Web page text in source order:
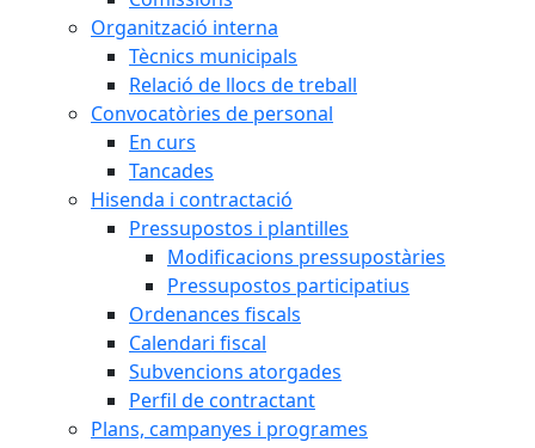
Organització interna
Tècnics municipals
Relació de llocs de treball
Convocatòries de personal
En curs
Tancades
Hisenda i contractació
Pressupostos i plantilles
Modificacions pressupostàries
Pressupostos participatius
Ordenances fiscals
Calendari fiscal
Subvencions atorgades
Perfil de contractant
Plans, campanyes i programes